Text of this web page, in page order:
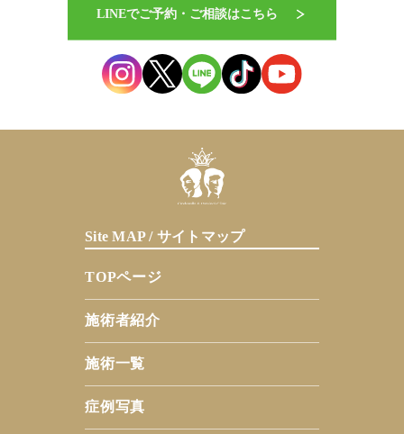
Site MAP / サイトマップ
TOPページ
施術者紹介
施術一覧
症例写真